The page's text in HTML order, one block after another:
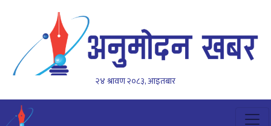
२४ श्रावण २०८३, आइतबार